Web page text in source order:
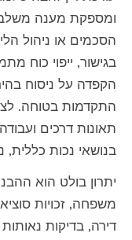
ומספקת מענה משלב
הסכמים או ניהול
בגישור, ייפוי כוח
הקפדה על ניסוח
התקדמות בטוחה.
תאונות דרכים
בנושאי נכות כללית,
יתרון בולט הוא
משפחה, זכויות
דירה, בדיקות נאותות